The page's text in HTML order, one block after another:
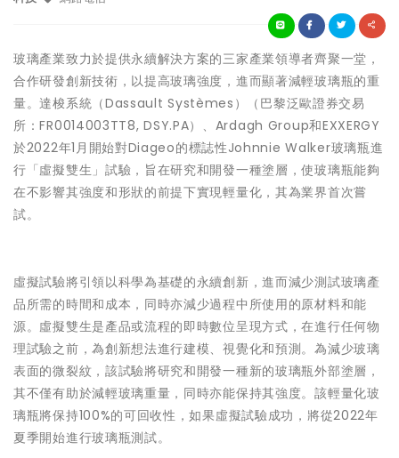
玻璃產業致力於提供永續解決方案的三家產業領導者齊聚一堂，
合作研發創新技術，以提高玻璃強度，進而顯著減輕玻璃瓶的重
量。達梭系統（Dassault Systèmes）（巴黎泛歐證券交易
所：FR0014003TT8, DSY.PA）、Ardagh Group和EXXERGY
於2022年1月開始對Diageo的標誌性Johnnie Walker玻璃瓶進
行「虛擬雙生」試驗，旨在研究和開發一種塗層，使玻璃瓶能夠
在不影響其強度和形狀的前提下實現輕量化，其為業界首次嘗
試。
虛擬試驗將引領以科學為基礎的永續創新，進而減少測試玻璃產
品所需的時間和成本，同時亦減少過程中所使用的原材料和能
源。虛擬雙生是產品或流程的即時數位呈現方式，在進行任何物
理試驗之前，為創新想法進行建模、視覺化和預測。為減少玻璃
表面的微裂紋，該試驗將研究和開發一種新的玻璃瓶外部塗層，
其不僅有助於減輕玻璃重量，同時亦能保持其強度。該輕量化玻
璃瓶將保持100%的可回收性，如果虛擬試驗成功，將從2022年
夏季開始進行玻璃瓶測試。